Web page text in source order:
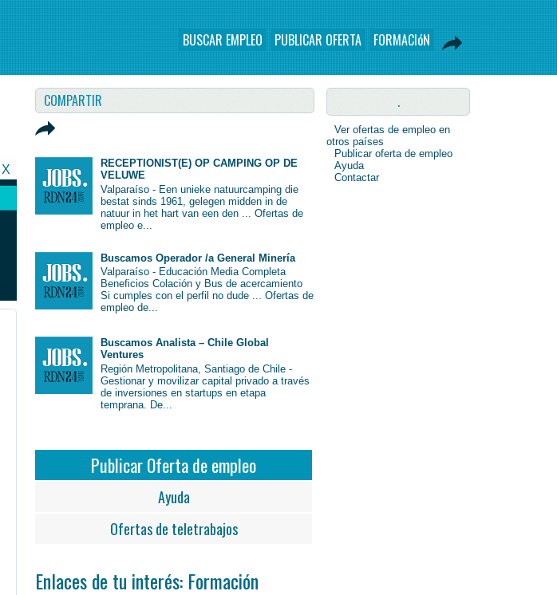
BUSCAR EMPLEO PUBLICAR OFERTA FORMACIóN
X
COMPARTIR
RECEPTIONIST(E) OP CAMPING OP DE
VELUWE
Valparaíso - Een unieke natuurcamping die
bestat sinds 1961, gelegen midden in de
natuur in het hart van een den ... Ofertas de
empleo e...
Buscamos Operador /a General Minería
Valparaíso - Educación Media Completa
Beneficios Colación y Bus de acercamiento
Si cumples con el perfil no dude ... Ofertas de
empleo de...
Buscamos Analista – Chile Global
Ventures
Región Metropolitana, Santiago de Chile -
Gestionar y movilizar capital privado a través
de inversiones en startups en etapa
temprana. De...
Publicar Oferta de empleo
Ayuda
Ofertas de teletrabajos
Enlaces de tu interés: Formación
.
Ver ofertas de empleo en
otros países
Publicar oferta de empleo
Ayuda
Contactar